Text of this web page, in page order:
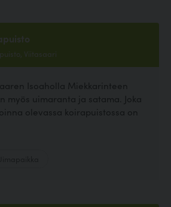
Viitasaari
Isoaholla Miekkarinteen
myös uimaranta ja satama. Joka
olevassa koirapuistossa on